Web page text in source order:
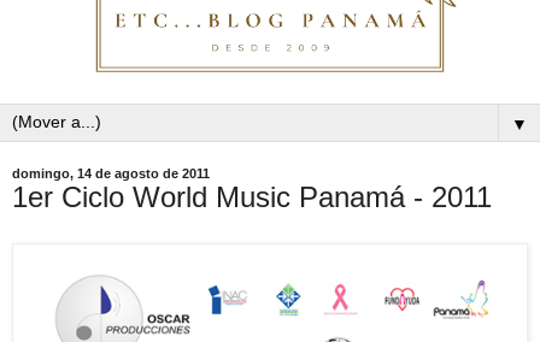
▼
domingo, 14 de agosto de 2011
1er Ciclo World Music Panamá - 2011